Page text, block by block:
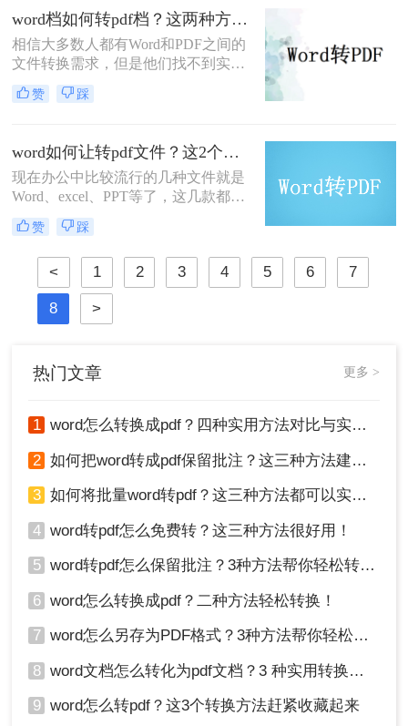
强。因此，假如碰到必须给另一方传
输大文件的情况下，大部分人都是会
选择将word转pdf文件，那么如何将多
个word转pdf呢？
word档如何转pdf档？这两种方法教你如何转换
相信大多数人都有Word和PDF之间的
文件转换需求，但是他们找不到实用
的word档转pdf档转换工具，所以常常
为此烦恼，今天，小编将给大家介绍
赞 踩
word如何让转pdf文件？这2个转换方法赶紧收藏起来
现在办公中比较流行的几种文件就是
Word、excel、PPT等了，这几款都是
经常会用到的编辑软件，但是偶尔也
需要将这些制作好的文件转换成PDF
的格式，当我们需要将word转pdf文件
格式时，那么word如何让转pdf文件
呢？如果你的工作经常和这些文档打
交道，那么就一定要学会这个word转
赞 踩
< 1 2 3 4 5 6 7
8 >
热门文章 更多 >
1 word怎么转换成pdf？四种实用方法对比与实操指南（附详细表格）！
2 如何把word转成pdf保留批注？这三种方法建议收藏！
3 如何将批量word转pdf？这三种方法都可以实现批量转换
4 word转pdf怎么免费转？这三种方法很好用！
5 word转pdf怎么保留批注？3种方法帮你轻松转换！
6 word怎么转换成pdf？二种方法轻松转换！
7 word怎么另存为PDF格式？3种方法帮你轻松转换!
8 word文档怎么转化为pdf文档？3 种实用转换方法，完美保留原文档格式！
9 word怎么转pdf？这3个转换方法赶紧收藏起来